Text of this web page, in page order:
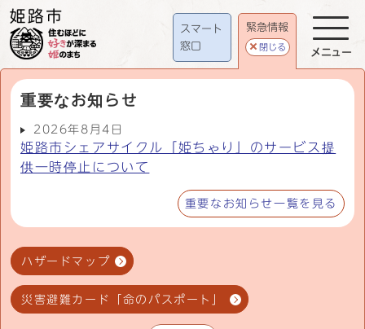
スマート
窓口
緊急情報
閉じる
重要なお知らせ
2026年8月4日
姫路市シェアサイクル「姫ちゃり」のサービス提
供一時停止について
重要なお知らせ一覧を見る
ハザードマップ
災害避難カード「命のパスポート」
メニュー